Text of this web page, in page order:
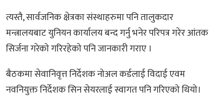
त्यस्तै, सार्वजनिक क्षेत्रका संस्थाहरुमा पनि तालुकदार
मन्त्रालयबाट युनियन कार्यालय बन्द गर्नु भनेर परिपत्र गरेर आंतक
सिर्जना गरेको गरिरहेको पनि जानकारी गराए ।
बैठकमा सेवानिवृत्त निर्देशक नोअल कर्डलाई विदाई एवम
नवनियुक्त निर्देशक सिन सेयरलाई स्वागत पनि गरिएको थियो।